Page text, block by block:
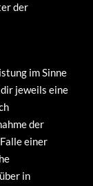
der
im Sinne
jeweils eine
der
einer
in